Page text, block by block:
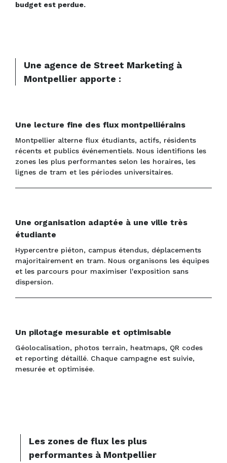
budget est perdue.
Une agence de Street Marketing à
Montpellier apporte :
Une lecture fine des flux montpelliérains
Montpellier alterne flux étudiants, actifs, résidents
récents et publics événementiels. Nous identifions les
zones les plus performantes selon les horaires, les
lignes de tram et les périodes universitaires.
Une organisation adaptée à une ville très
étudiante
Hypercentre piéton, campus étendus, déplacements
majoritairement en tram. Nous organisons les équipes
et les parcours pour maximiser l'exposition sans
dispersion.
Un pilotage mesurable et optimisable
Géolocalisation, photos terrain, heatmaps, QR codes
et reporting détaillé. Chaque campagne est suivie,
mesurée et optimisée.
Les zones de flux les plus
performantes à Montpellier